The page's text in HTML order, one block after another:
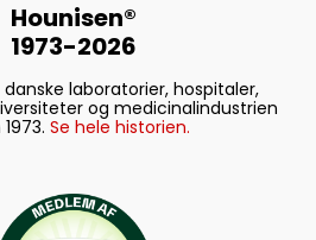
Hounisen®
1973-2026
laboratorier, hospitaler,
og medicinalindustrien
Se hele historien.